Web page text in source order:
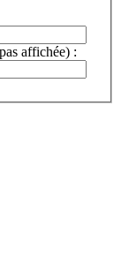
affichée) :